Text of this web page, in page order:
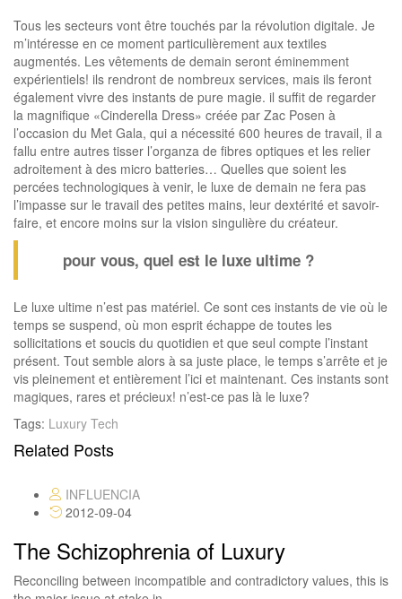
Tous les secteurs vont être touchés par la révolution digitale. Je
m’intéresse en ce moment particulièrement aux textiles
augmentés. Les vêtements de demain seront éminemment
expérientiels! ils rendront de nombreux services, mais ils feront
également vivre des instants de pure magie. il suffit de regarder
la magnifique «Cinderella Dress» créée par Zac Posen à
l’occasion du Met Gala, qui a nécessité 600 heures de travail, il a
fallu entre autres tisser l’organza de fibres optiques et les relier
adroitement à des micro batteries… Quelles que soient les
percées technologiques à venir, le luxe de demain ne fera pas
l’impasse sur le travail des petites mains, leur dextérité et savoir-
faire, et encore moins sur la vision singulière du créateur.
pour vous, quel est le luxe ultime ?
Le luxe ultime n’est pas matériel. Ce sont ces instants de vie où le
temps se suspend, où mon esprit échappe de toutes les
sollicitations et soucis du quotidien et que seul compte l’instant
présent. Tout semble alors à sa juste place, le temps s’arrête et je
vis pleinement et entièrement l’ici et maintenant. Ces instants sont
magiques, rares et précieux! n’est-ce pas là le luxe?
Tags: Luxury Tech
Related Posts
INFLUENCIA
2012-09-04
The Schizophrenia of Luxury
Reconciling between incompatible and contradictory values, this is